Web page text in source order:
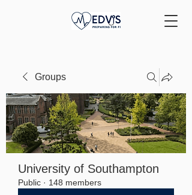
Groups
University of Southampton
Public · 148 members